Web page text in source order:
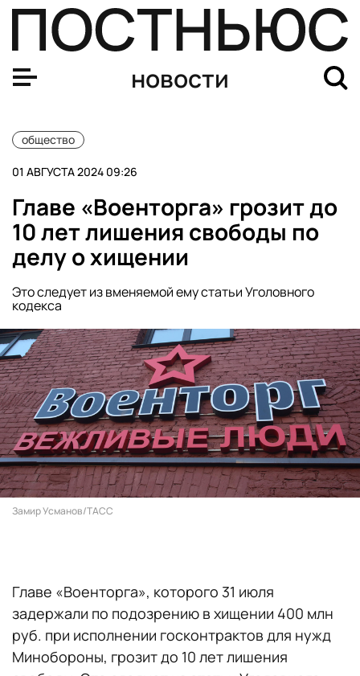
новости
общество
01 АВГУСТА 2024 09:26
Главе «Военторга» грозит до
10 лет лишения свободы по
делу о хищении
Это следует из вменяемой ему статьи Уголовного
кодекса
Замир Усманов/ТАСС
Главе «Военторга», которого 31 июля
задержали по подозрению в хищении 400 млн
руб. при исполнении госконтрактов для нужд
Минобороны, грозит до 10 лет лишения
Более 72% российских таксистов готовы работать